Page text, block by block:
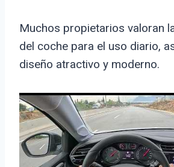
Muchos propietarios valoran
del coche para el uso diario,
diseño atractivo y moderno.